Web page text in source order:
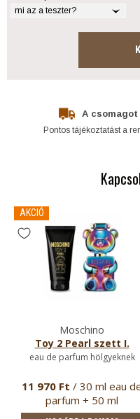
mi az a teszter?
A csomagot
Pontos tájékoztatást a
AKCIÓ
Moschino
Toy 2 Pearl szett I.
eau de parfum hölgyeknek
11 970 Ft / 30 ml eau
parfum + 50 ml
testápoló